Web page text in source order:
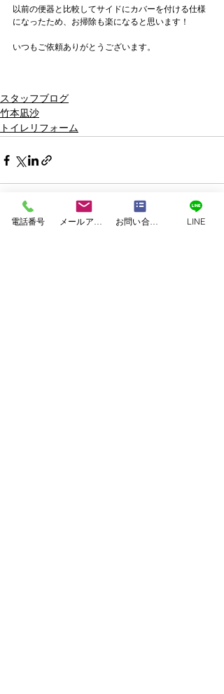
以前の便器と比較してサイドにカバーを付ける仕様
になったため、お掃除も楽になると思います！
いつもご依頼ありがとうございます。
スタッフブログ
竹本凪沙
トイレリフォーム
電話番号 お問い合わせフォーム LINE